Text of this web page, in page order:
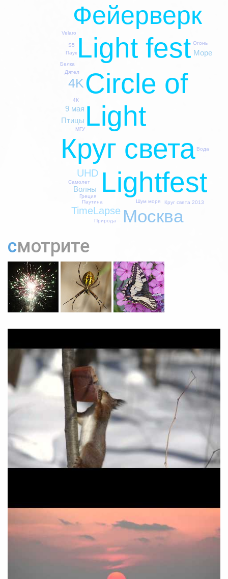
Circle of
Light
Круг света
Light fest
Lightfest
Фейерверк
Москва
4K
TimeLapse
UHD
Птицы
Волны
Море
9 мая
Дятел
Круг света 2013
Шум моря
S5
МГУ
4К
Вода
Греция
Огонь
Паутина
Природа
Velaro
Белка
Паук
Самолет
смотрите